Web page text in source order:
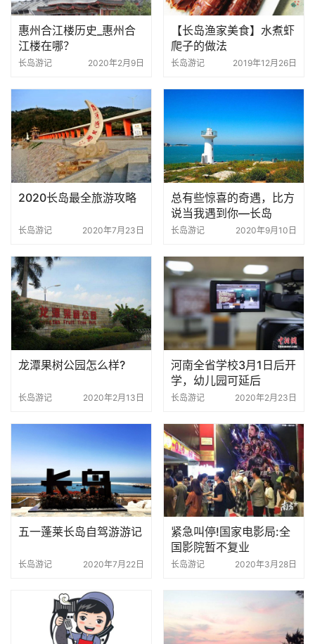
惠州合江楼历史_惠州合
江楼在哪？
长岛游记 2020年2月9日
【长岛渔家美食】水煮虾
爬子的做法
长岛游记 2019年12月26日
2020长岛最全旅游攻略
长岛游记 2020年7月23日
总有些惊喜的奇遇，比方
说当我遇到你—长岛
长岛游记 2020年9月10日
龙潭果树公园怎么样?
长岛游记 2020年2月13日
河南全省学校3月1日后开
学，幼儿园可延后
长岛游记 2020年2月23日
五一蓬莱长岛自驾游游记
长岛游记 2020年7月22日
紧急叫停!国家电影局:全
国影院暂不复业
长岛游记 2020年3月28日